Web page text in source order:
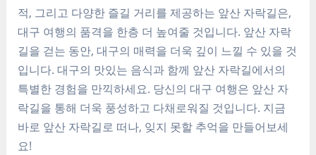
적, 그리고 다양한 즐길 거리를 제공하는 앞산 자락길은,
대구 여행의 품격을 한층 더 높여줄 것입니다. 앞산 자락
길을 걷는 동안, 대구의 매력을 더욱 깊이 느낄 수 있을 것
입니다. 대구의 맛있는 음식과 함께 앞산 자락길에서의
특별한 경험을 만끽하세요. 당신의 대구 여행은 앞산 자
락길을 통해 더욱 풍성하고 다채로워질 것입니다. 지금
바로 앞산 자락길로 떠나, 잊지 못할 추억을 만들어보세
요!